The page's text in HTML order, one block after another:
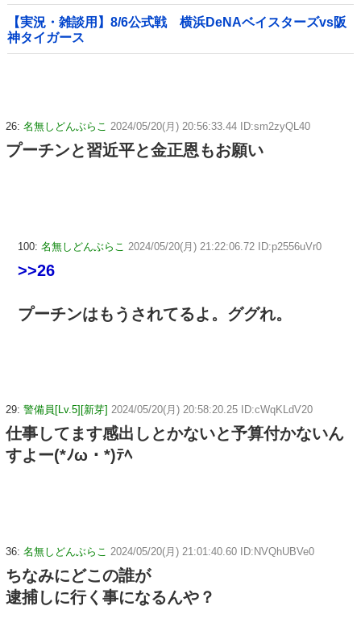
【実況・雑談用】8/6公式戦 横浜DeNAベイスターズvs阪
神タイガース
26: 名無しどんぶらこ 2024/05/20(月) 20:56:33.44 ID:sm2zyQL40
プーチンと習近平と金正恩もお願い
100: 名無しどんぶらこ 2024/05/20(月) 21:22:06.72 ID:p2556uVr0
>>26
プーチンはもうされてるよ。ググれ。
29: 警備員[Lv.5][新芽] 2024/05/20(月) 20:58:20.25 ID:cWqKLdV20
仕事してます感出しとかないと予算付かないん
すよー(*ﾉω・*)ﾃﾍ
36: 名無しどんぶらこ 2024/05/20(月) 21:01:40.60 ID:NVQhUBVe0
ちなみにどこの誰が
逮捕しに行く事になるんや？